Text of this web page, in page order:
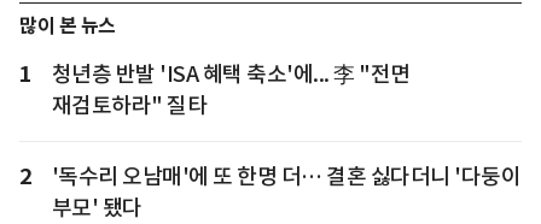
많이 본 뉴스
1
청년층 반발 'ISA 혜택 축소'에... 李 "전면
재검토하라" 질타
2
'독수리 오남매'에 또 한명 더… 결혼 싫다더니 '다둥이
부모' 됐다